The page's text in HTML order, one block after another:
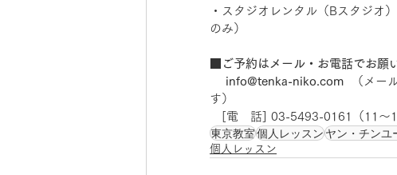
・スタジオレンタル（Bスタジオ
のみ）
■ご予約はメール・お電話でお
info@tenka-niko.com
（メー
す）
[電　話] 03-5493-0161（11～
東京教室個人レッスンヤン・チンユ
個人レッスン